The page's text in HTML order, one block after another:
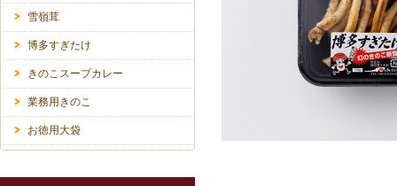
雪嶺茸
博多すぎたけ
きのこスープカレー
業務用きのこ
お徳用大袋